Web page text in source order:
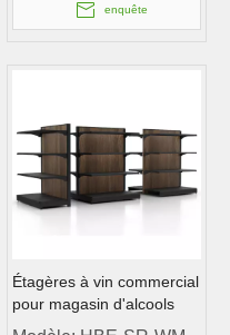
enquête
Étagères à vin commercial
pour magasin d'alcools